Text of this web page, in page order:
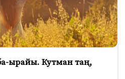
ырайы. Кутман таң,